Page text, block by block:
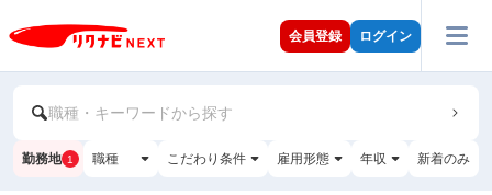
会員登録 ログイン
職種・キーワードから探す
勤務地 1 職種 こだわり条件 雇用形態 年収 新着のみ